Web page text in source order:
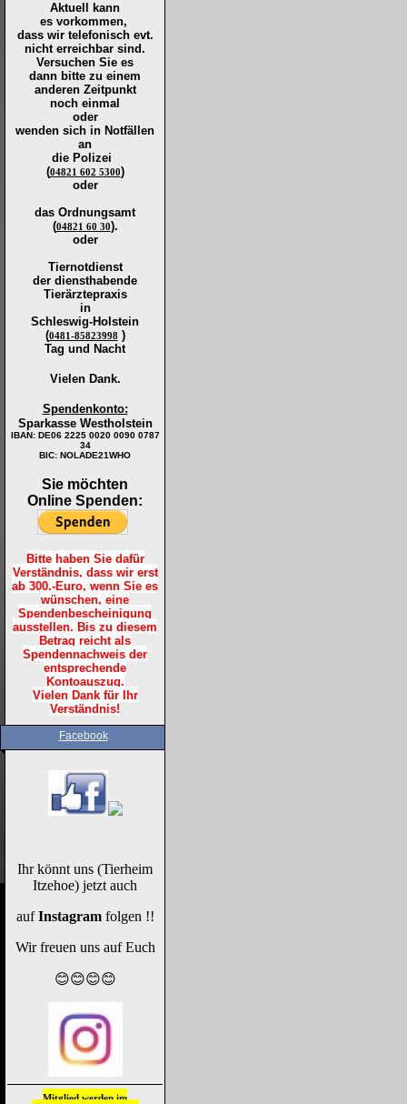
Aktuell kann
es vorkommen,
dass wir telefonisch evt.
nicht erreichbar sind.
Versuchen Sie es
dann bitte zu einem
anderen Zeitpunkt
noch einmal
oder
wenden sich in Notfällen
an
die Polizei
(04821 602 5300)
oder
das Ordnungsamt
(04821 60 30).
oder
Tiernotdienst
der diensthabende
Tierärztepraxis
in
Schleswig-Holstein
(0481-85823998 )
Tag und Nacht
Vielen Dank.
Spendenkonto:
Sparkasse Westholstein
IBAN: DE06 2225 0020 0090 0787
34
BIC: NOLADE21WHO
Sie möchten
Online Spenden:
Bitte haben Sie dafür
Verständnis, dass wir erst
ab 300.-Euro, wenn Sie es
wünschen, eine
Spendenbescheinigung
ausstellen. Bis zu diesem
Betrag reicht als
Spendennachweis der
entsprechende
Kontoauszug.
Vielen Dank für Ihr
Verständnis!
Facebook
Ihr könnt uns (Tierheim
Itzehoe) jetzt auch
aufInstagramfolgen !!
Wir freuen uns auf Euch
😊😊😊😊
Mitglied werden im